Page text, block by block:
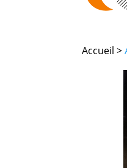
Accueil >